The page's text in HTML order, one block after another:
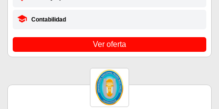
Contabilidad
Ver oferta